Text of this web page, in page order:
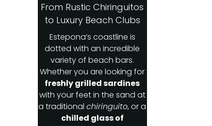
From Rustic Chiringuitos
to Luxury Beach Clubs
Estepona’s coastline is
dotted with an incredible
variety of beach bars.
Whether you are looking for
freshly grilled sardines
with your feet in the sand at
a traditionalchiringuito, or a
chilled glass of